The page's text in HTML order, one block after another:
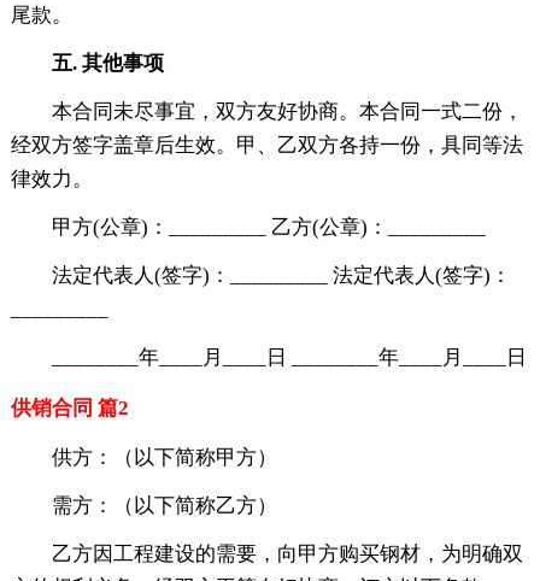
尾款。
五. 其他事项
本合同未尽事宜，双方友好协商。本合同一式二份，
经双方签字盖章后生效。甲、乙双方各持一份，具同等法
律效力。
甲方(公章)：_________ 乙方(公章)：_________
法定代表人(签字)：_________ 法定代表人(签字)：
________年____月____日 ________年____月____日
供销合同 篇2
供方：（以下简称甲方）
需方：（以下简称乙方）
乙方因工程建设的需要，向甲方购买钢材，为明确双